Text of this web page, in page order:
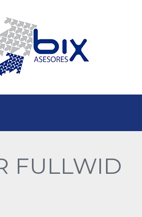
FULLWID